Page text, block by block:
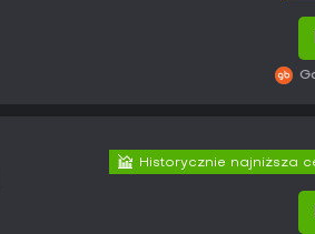
Historycznie najniższa